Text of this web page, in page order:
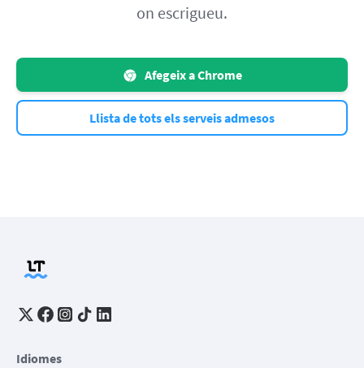
on escrigueu.
Afegeix a Chrome
Llista de tots els serveis admesos
Idiomes